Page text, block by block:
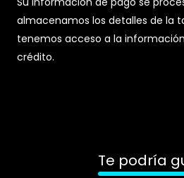
almacenamos los detalles de la
tenemos acceso a la
crédito.
Te podría